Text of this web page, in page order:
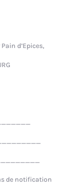
d’Epices,
de notification